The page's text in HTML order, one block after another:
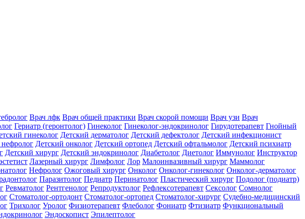
Врач лфк Врач общей практики Врач скорой помощи Врач узи Врач
Гериатр (геронтолог) Гинеколог Гинеколог-эндокринолог Гирудотерапевт Гнойный
гинеколог Детский дерматолог Детский дефектолог Детский инфекционист
Детский онколог Детский ортопед Детский офтальмолог Детский психиатр
Детский хирург Детский эндокринолог Диабетолог Диетолог Иммунолог Инструктор
Лазерный хирург Лимфолог Лор Малоинвазивный хирург Маммолог
Нефролог Ожоговый хирург Онколог Онколог-гинеколог Онколог-дерматолог
Паразитолог Педиатр Перинатолог Пластический хирург Подолог (подиатр)
Ревматолог Рентгенолог Репродуктолог Рефлексотерапевт Сексолог Сомнолог
Стоматолог-ортодонт Стоматолог-ортопед Стоматолог-хирург Судебно-медицинский
Трихолог Уролог Физиотерапевт Флеболог Фониатр Фтизиатр Функциональный
Эндоскопист Эпилептолог